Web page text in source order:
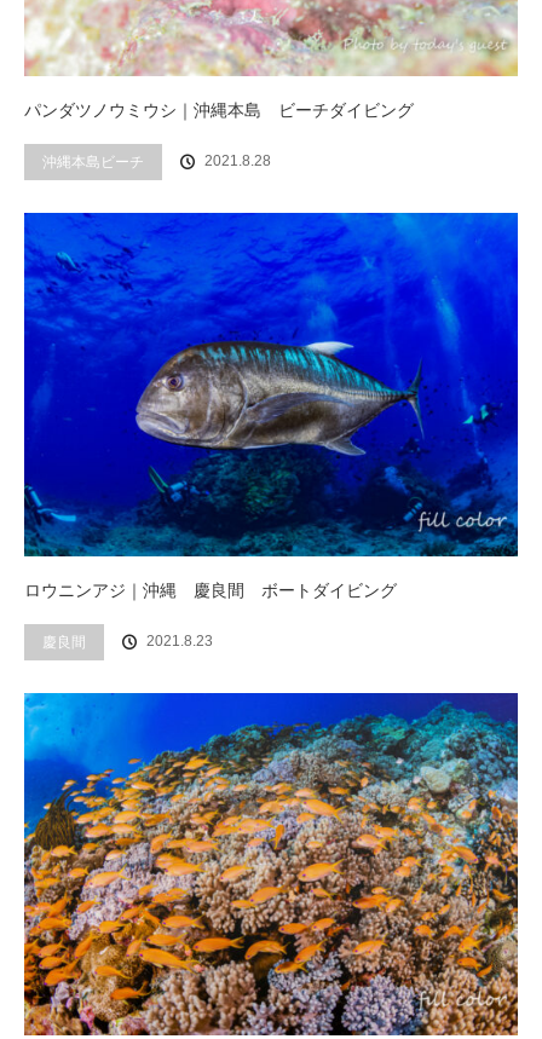
パンダツノウミウシ｜沖縄本島 ビーチダイビング
沖縄本島ビーチ 2021.8.28
ロウニンアジ｜沖縄 慶良間 ボートダイビング
慶良間 2021.8.23